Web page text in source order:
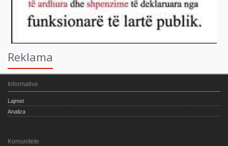
Reklama
Informative
Lajmet
Analiza
Komunitete